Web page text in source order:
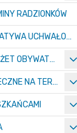
RADZIONKÓW
OBYWATELSKA INICJATYWA UCHWAŁODAWCZA
RADZIONKOWSKI BUDŻET OBYWATELSKI
KONSULTACJE SPOŁECZNE NA TERENIE MIASTA RADZIONKÓW